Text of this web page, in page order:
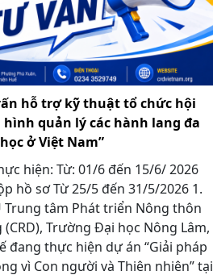
hỗ trợ kỹ thuật tổ chức hội
hình quản lý các hành lang đa
ở Việt Nam”
hiện: Từ: 01/6 đến 15/6/ 2026
hồ sơ Từ 25/5 đến 31/5/2026 1.
Trung tâm Phát triển Nông thôn
(CRD), Trường Đại học Nông Lâm,
đang thực hiện dự án “Giải pháp
vì Con người và Thiên nhiên” tại